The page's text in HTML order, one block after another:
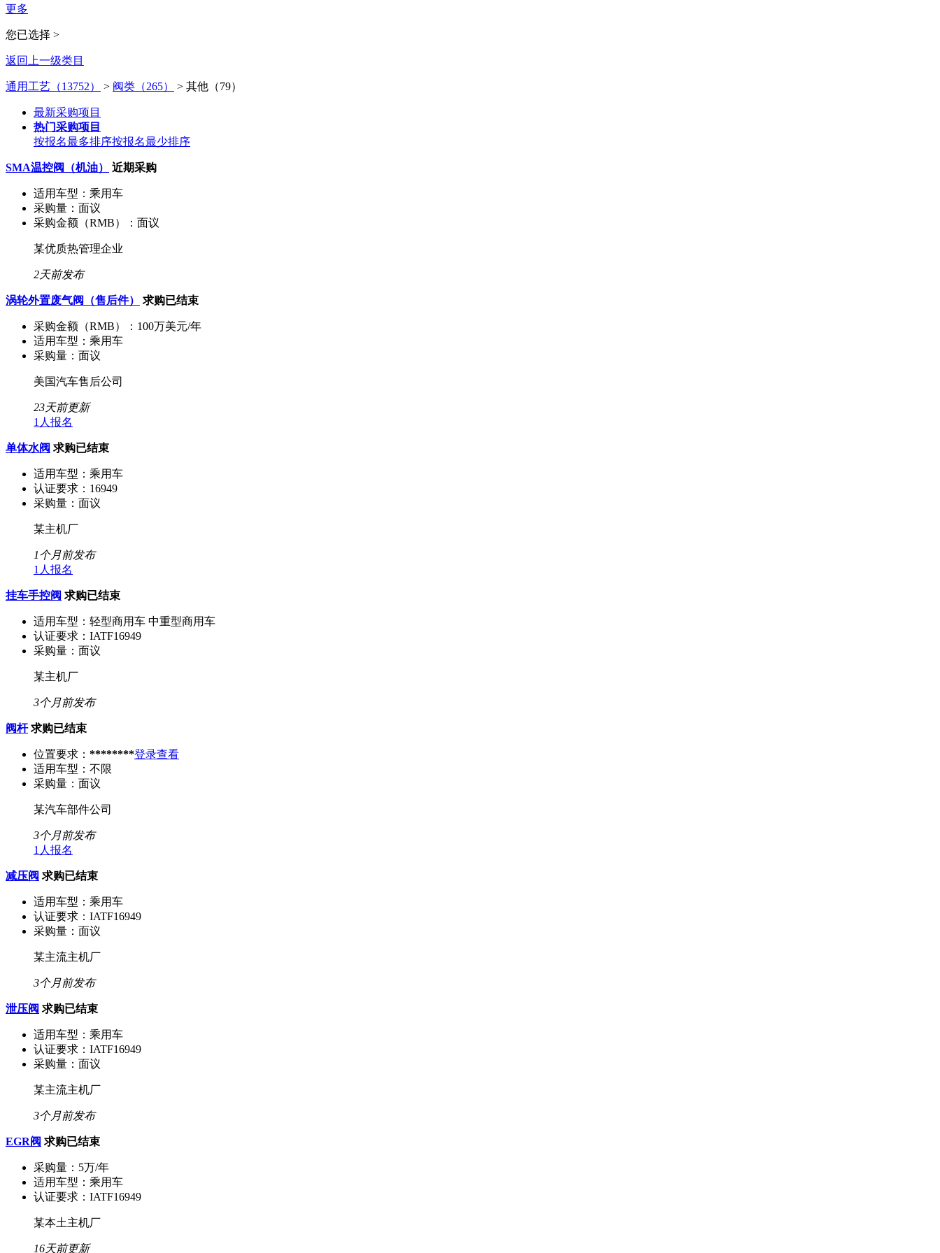
更多
您已选择 >
返回上一级类目
通用工艺（13752） > 阀类（265） > 其他（79）
最新采购项目
热门采购项目
按报名最多排序按报名最少排序
SMA温控阀（机油） 近期采购
适用车型： 乘用车
采购量： 面议
采购金额（RMB）： 面议
某优质热管理企业
2天前发布
涡轮外置废气阀（售后件） 求购已结束
采购金额（RMB）： 100万美元/年
适用车型： 乘用车
采购量： 面议
美国汽车售后公司
23天前更新
1人报名
单体水阀 求购已结束
适用车型： 乘用车
认证要求： 16949
采购量： 面议
某主机厂
1个月前发布
1人报名
挂车手控阀 求购已结束
适用车型： 轻型商用车 中重型商用车
认证要求： IATF16949
采购量： 面议
某主机厂
3个月前发布
阀杆 求购已结束
位置要求： ********登录查看
适用车型： 不限
采购量： 面议
某汽车部件公司
3个月前发布
1人报名
减压阀 求购已结束
适用车型： 乘用车
认证要求： IATF16949
采购量： 面议
某主流主机厂
3个月前发布
泄压阀 求购已结束
适用车型： 乘用车
认证要求： IATF16949
采购量： 面议
某主流主机厂
3个月前发布
EGR阀 求购已结束
采购量： 5万/年
适用车型： 乘用车
认证要求： IATF16949
某本土主机厂
16天前更新